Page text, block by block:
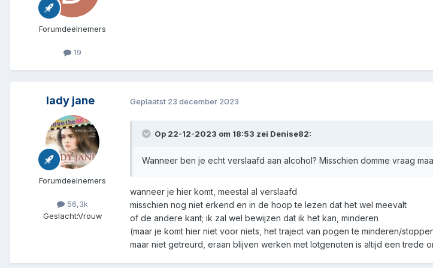
Forumdeelnemers
19
lady jane
Forumdeelnemers
56,3k
Geslacht:Vrouw
Geplaatst 23 december 2023
Op 22-12-2023 om 18:53 zei Denise82:
Wanneer ben je echt verslaafd aan alcohol? Misschien domme vraag
wanneer je hier komt, meestal al verslaafd
misschien nog niet erkend en in de hoop te lezen dat het wel meevalt
of de andere kant; ik zal wel bewijzen dat ik het kan, minderen
(maar je komt hier niet voor niets, het traject van pogen te minderen/
maar niet getreurd, eraan blijven werken met lotgenoten is altijd een trede